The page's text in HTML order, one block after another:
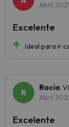
Abril
Ideal para ir
Excelente
Rocio
Abril
Excelente